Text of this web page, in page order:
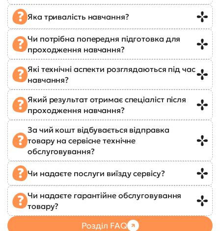
Яка тривалість навчання?
Чи потрібна попередня підготовка для
проходження навчання?
Які технічні аспекти розглядаються під час
навчання?
Який результат отримає спеціаліст після
проходження навчання?
За чий кошт відбувається відправка
товару на сервісне технічне
обслуговування?
Чи надаєте послуги виїзду сервісу?
Чи надаєте гарантійне обслуговування
товару?
Розділ FAQ